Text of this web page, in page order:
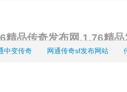
精品传奇发布网,1.76精品
中变传奇 网通传奇sf发布网站